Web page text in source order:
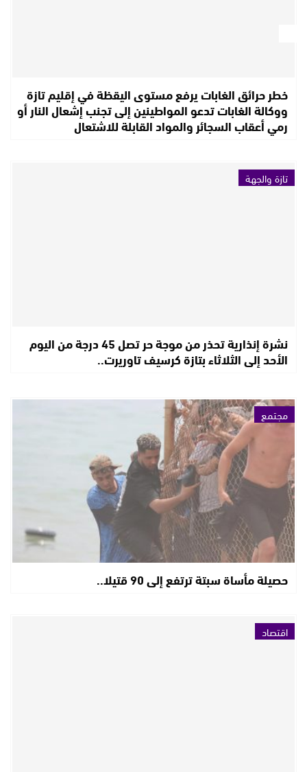
خطر حرائق الغابات يرفع مستوى اليقظة في إقليم تازة
ووكالة الغابات تدعو المواطينين إلى تجنب إشعال النار أو
رمي أعقاب السجائر والمواد القابلة للاشتعال
تازة والجهة
نشرة إنذارية تحذر من موجة حر تصل 45 درجة من اليوم
الأحد إلى الثلاثاء بتازة كرسيف تاوريرت..
مجتمع
حصيلة مأساة سبتة ترتفع إلى 90 قتيلا..
اقتصاد